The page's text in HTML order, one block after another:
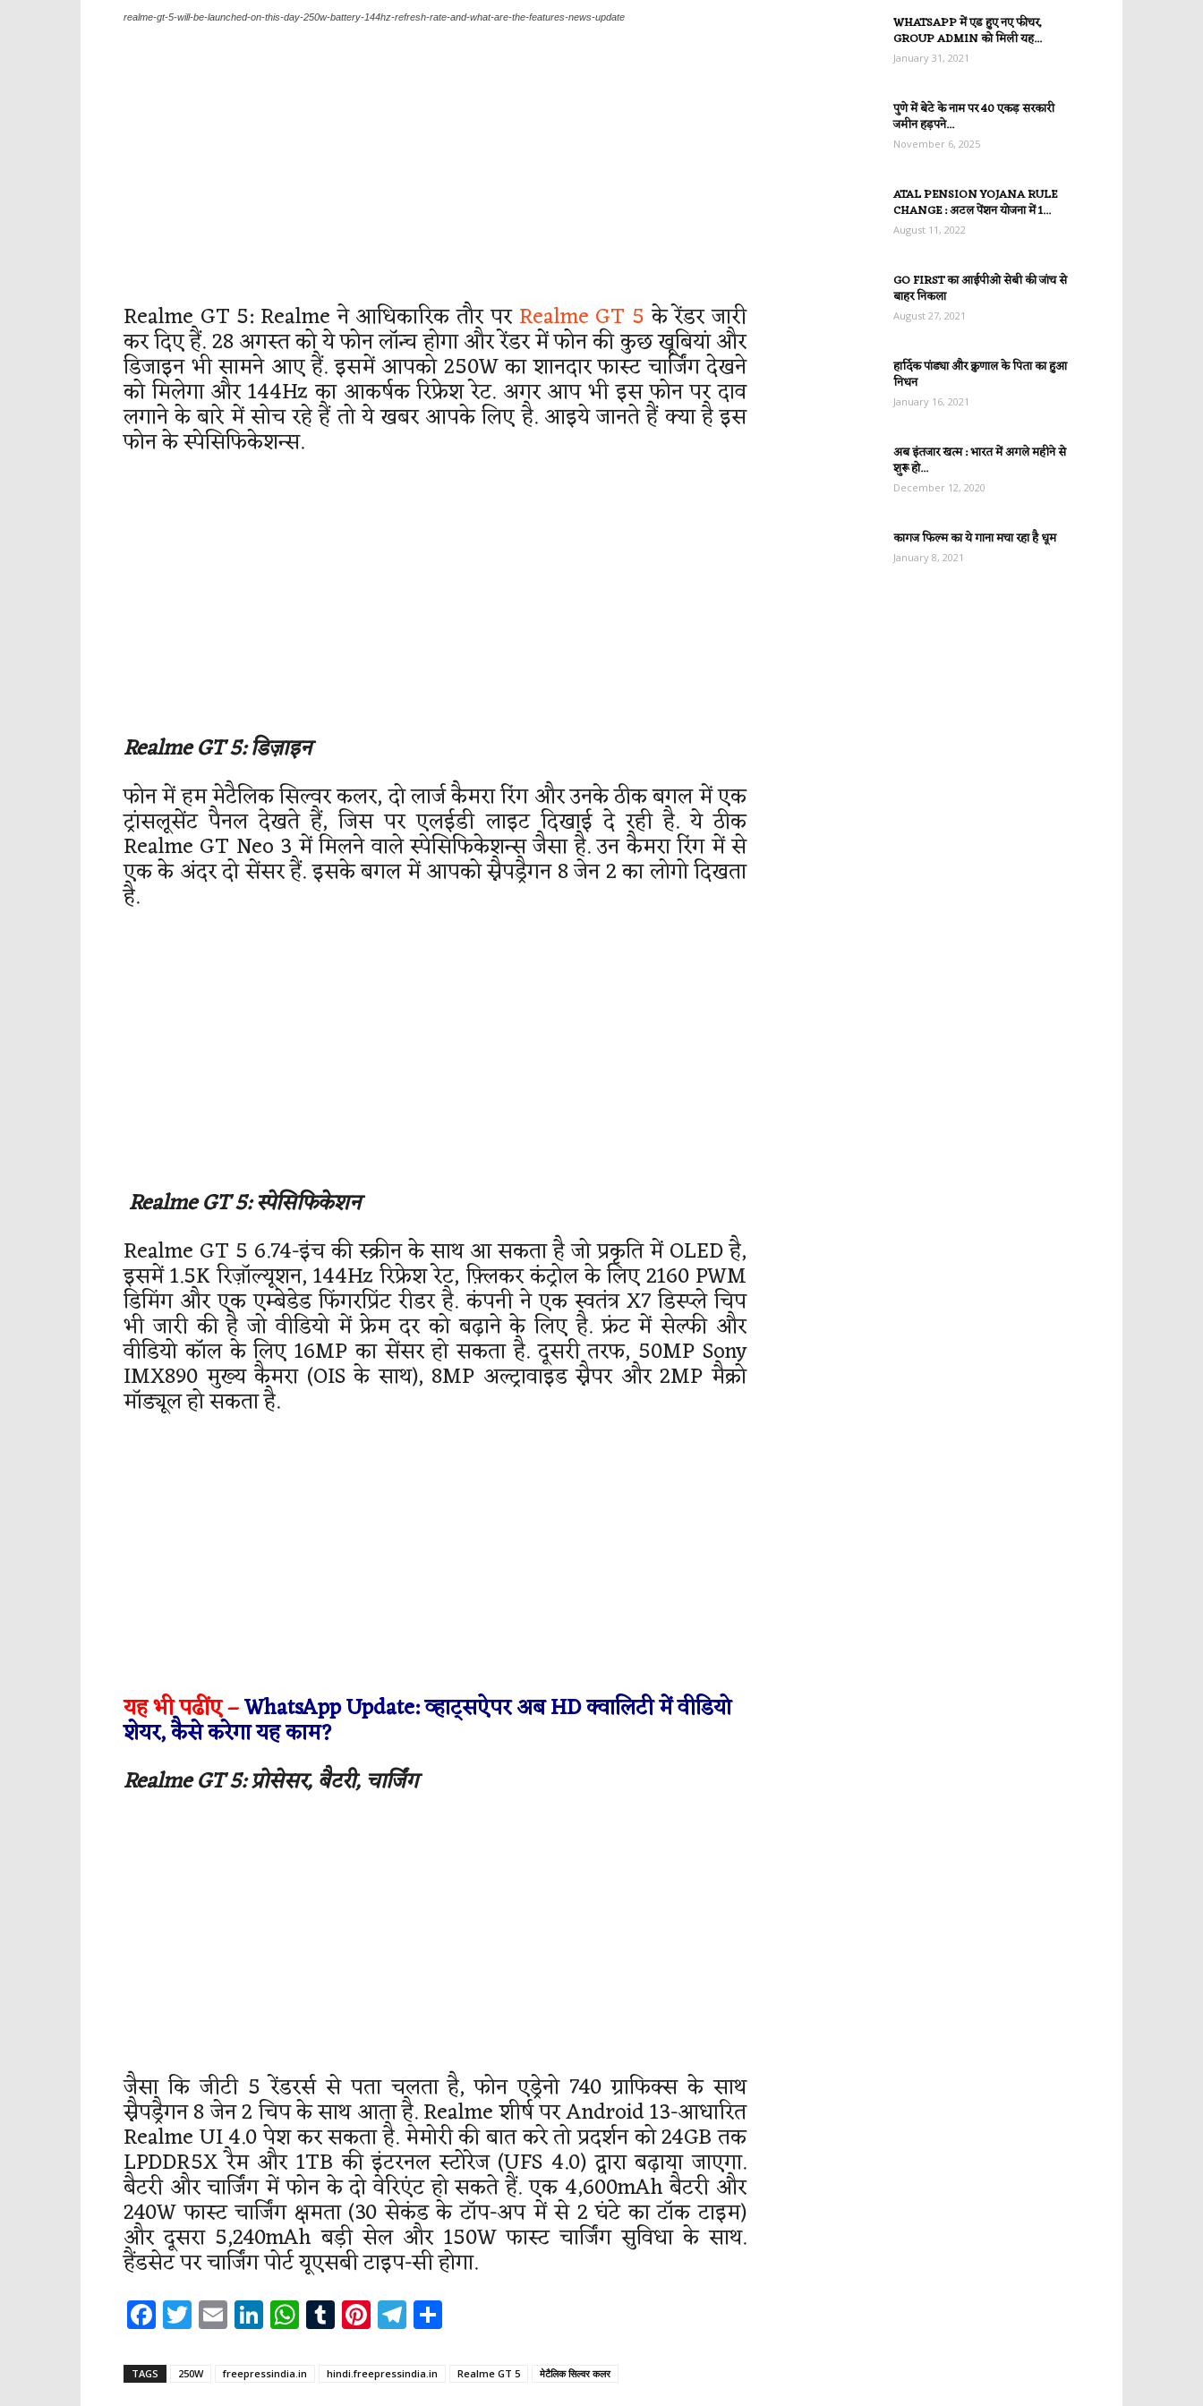
realme-gt-5-will-be-launched-on-this-day-250w-battery-144hz-refresh-rate-and-what-are-the-features-news-update
Realme GT 5: Realme ने आधिकारिक तौर परRealme GT 5के रेंडर जारी
कर दिए हैं. 28 अगस्त को ये फोन लॉन्च होगा और रेंडर में फोन की कुछ खूबियां और
डिजाइन भी सामने आए हैं. इसमें आपको 250W का शानदार फास्ट चार्जिंग देखने
को मिलेगा और 144Hz का आकर्षक रिफ्रेश रेट. अगर आप भी इस फोन पर दाव
लगाने के बारे में सोच रहे हैं तो ये खबर आपके लिए है. आइये जानते हैं क्या है इस
फोन के स्पेसिफिकेशन्स.
Realme GT 5: डिज़ाइन
फोन में हम मेटैलिक सिल्वर कलर, दो लार्ज कैमरा रिंग और उनके ठीक बगल में एक
ट्रांसलूसेंट पैनल देखते हैं, जिस पर एलईडी लाइट दिखाई दे रही है. ये ठीक
Realme GT Neo 3 में मिलने वाले स्पेसिफिकेशन्स जैसा है. उन कैमरा रिंग में से
एक के अंदर दो सेंसर हैं. इसके बगल में आपको स्नैपड्रैगन 8 जेन 2 का लोगो दिखता
है.
Realme GT 5: स्पेसिफिकेशन
Realme GT 5 6.74-इंच की स्क्रीन के साथ आ सकता है जो प्रकृति में OLED है,
इसमें 1.5K रिज़ॉल्यूशन, 144Hz रिफ्रेश रेट, फ़्लिकर कंट्रोल के लिए 2160 PWM
डिमिंग और एक एम्बेडेड फिंगरप्रिंट रीडर है. कंपनी ने एक स्वतंत्र X7 डिस्प्ले चिप
भी जारी की है जो वीडियो में फ्रेम दर को बढ़ाने के लिए है. फ्रंट में सेल्फी और
वीडियो कॉल के लिए 16MP का सेंसर हो सकता है. दूसरी तरफ, 50MP Sony
IMX890 मुख्य कैमरा (OIS के साथ), 8MP अल्ट्रावाइड स्नैपर और 2MP मैक्रो
मॉड्यूल हो सकता है.
यह भी पढींए –WhatsApp Update: व्हाट्सऐपर अब HD क्वालिटी में वीडियो
शेयर, कैसे करेगा यह काम?
Realme GT 5: प्रोसेसर, बैटरी, चार्जिंग
जैसा कि जीटी 5 रेंडरर्स से पता चलता है, फोन एड्रेनो 740 ग्राफिक्स के साथ
स्नैपड्रैगन 8 जेन 2 चिप के साथ आता है. Realme शीर्ष पर Android 13-आधारित
Realme UI 4.0 पेश कर सकता है. मेमोरी की बात करे तो प्रदर्शन को 24GB तक
LPDDR5X रैम और 1TB की इंटरनल स्टोरेज (UFS 4.0) द्वारा बढ़ाया जाएगा.
बैटरी और चार्जिंग में फोन के दो वेरिएंट हो सकते हैं. एक 4,600mAh बैटरी और
240W फास्ट चार्जिंग क्षमता (30 सेकंड के टॉप-अप में से 2 घंटे का टॉक टाइम)
और दूसरा 5,240mAh बड़ी सेल और 150W फास्ट चार्जिंग सुविधा के साथ.
हैंडसेट पर चार्जिंग पोर्ट यूएसबी टाइप-सी होगा.
Facebook
Twitter
EmailLinkedIn
WhatsApp
Tumblr
Pinterest
Telegram
TAGS 250W freepressindia.in hindi.freepressindia.in Realme GT 5 मेटैलिक सिल्वर कलर
WHATSAPP में एड हुए नए फीचर,
GROUP ADMIN को मिली यह...
January 31, 2021
पुणे में बेटे के नाम पर 40 एकड़ सरकारी
जमीन हड़पने...
November 6, 2025
ATAL PENSION YOJANA RULE
CHANGE : अटल पेंशन योजना में 1...
August 11, 2022
GO FIRST का आईपीओ सेबी की जांच से
बाहर निकला
August 27, 2021
हार्दिक पांड्या और क्रुणाल के पिता का हुआ
निधन
January 16, 2021
अब इंतजार खत्म : भारत में अगले महीने से
शुरू हो...
December 12, 2020
कागज फिल्म का ये गाना मचा रहा है धूम
January 8, 2021